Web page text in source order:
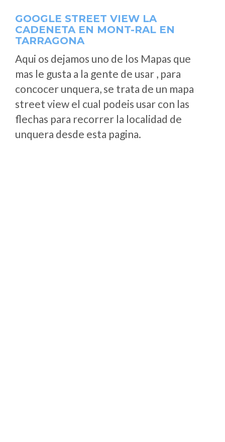
GOOGLE STREET VIEW LA
CADENETA EN MONT-RAL EN
TARRAGONA
Aqui os dejamos uno de los Mapas que
mas le gusta a la gente de usar , para
concocer unquera, se trata de un mapa
street view el cual podeis usar con las
flechas para recorrer la localidad de
unquera desde esta pagina.